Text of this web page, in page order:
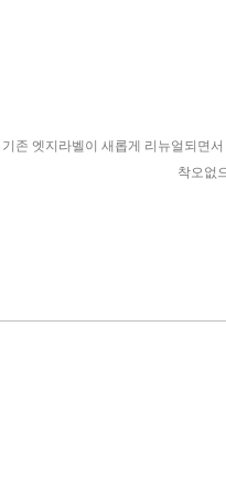
존 엣지라벨이 새롭게 리뉴얼되면
착오없